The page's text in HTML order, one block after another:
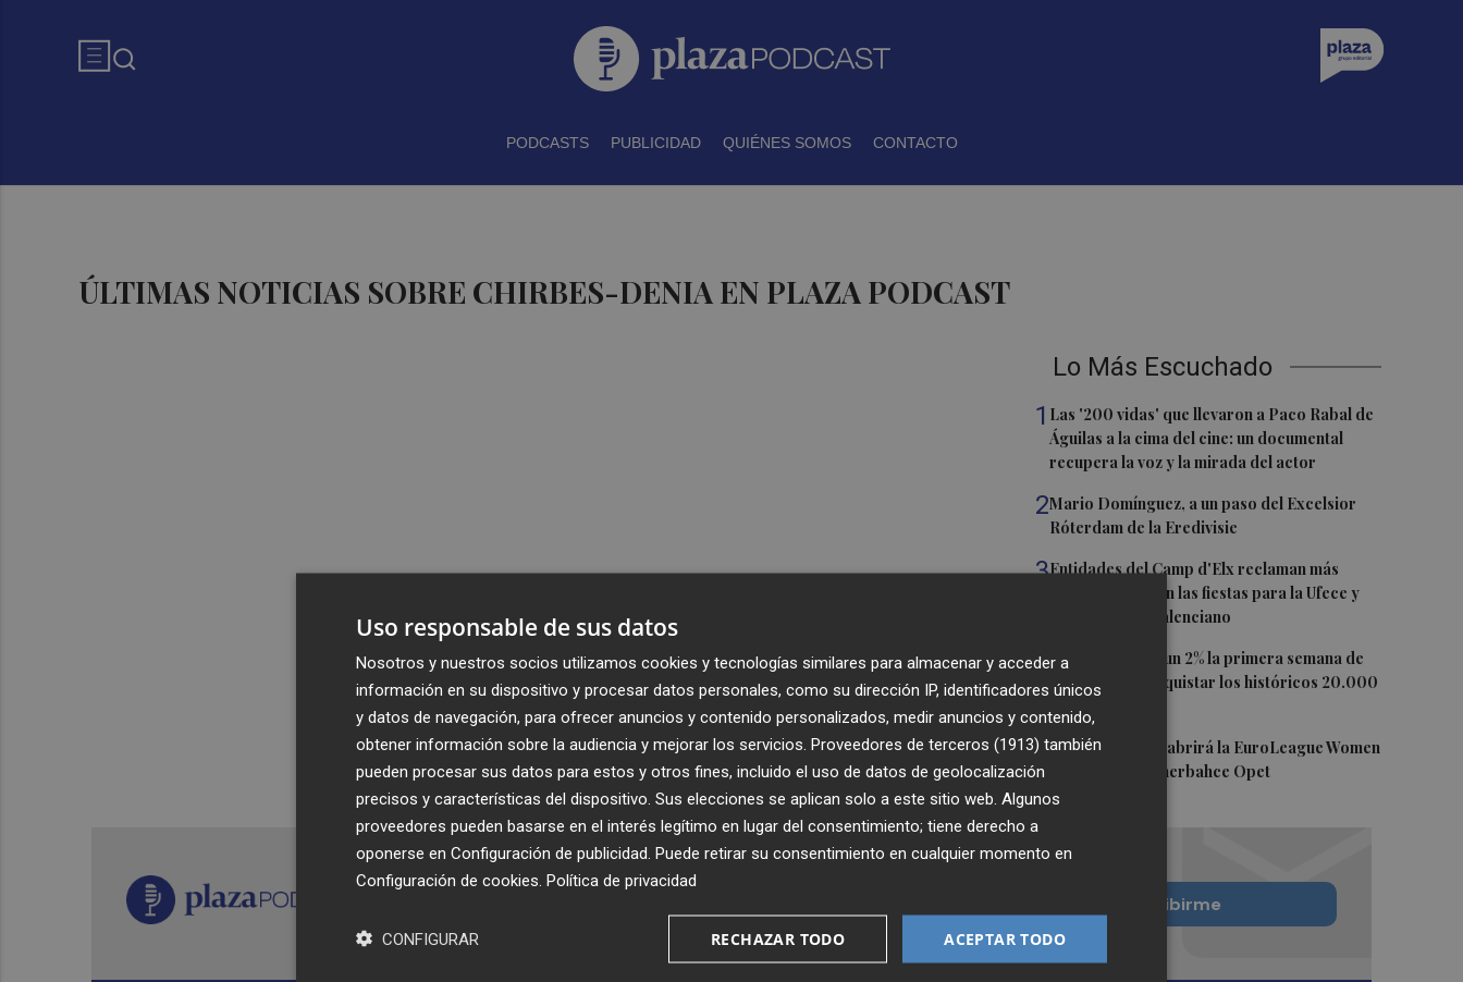
PODCASTS PUBLICIDAD QUIÉNES SOMOS CONTACTO
ÚLTIMAS NOTICIAS SOBRE CHIRBES-DENIA EN PLAZA PODCAST
Lo Más Escuchado
1 Las '200 vidas' que llevaron a Paco Rabal de
Águilas a la cima del cine: un documental
recupera la voz y la mirada del actor
2Mario Domínguez, a un paso del Excelsior
Róterdam de la Eredivisie
3Entidades del Camp d'Elx reclaman más
protagonismo en las fiestas para la Ufece y
conciertos en valenciano
4El Ibex 35 sube un 2% la primera semana de
agosto tras conquistar los históricos 20.000
puntos
5Valencia Basket abrirá la EuroLeague Women
en casa ante Fenerbahce Opet
Recibe toda la actualidad de
Plaza Podcast en tu correo
Quiero suscribirme
Uso responsable de sus datos
Nosotros y nuestros socios utilizamos cookies y tecnologías similares para almacenar y acceder a
información en su dispositivo y procesar datos personales, como su dirección IP, identificadores únicos
y datos de navegación, para ofrecer anuncios y contenido personalizados, medir anuncios y contenido,
obtener información sobre la audiencia y mejorar los servicios. Proveedores de terceros (1913) también
pueden procesar sus datos para estos y otros fines, incluido el uso de datos de geolocalización
precisos y características del dispositivo. Sus elecciones se aplican solo a este sitio web. Algunos
proveedores pueden basarse en el interés legítimo en lugar del consentimiento; tiene derecho a
oponerse en Configuración de publicidad . Puede retirar su consentimiento en cualquier momento en
Configuración de cookies Política de privacidad
ACEPTAR TODO
RECHAZAR TODO
CONFIGURAR